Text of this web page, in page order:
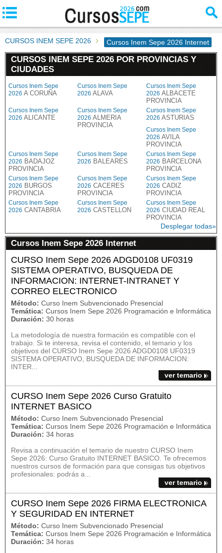
CURSOS INEM SEPE 2026 Cursos Inem Sepe 2026 Internet
CURSOS INEM SEPE 2026 POR PROVINCIAS Y
CIUDADES
Cursos Inem Sepe
2026 A CORUÑA
Cursos Inem Sepe
2026 ALAVA
Cursos Inem Sepe
2026 ALBACETE
PROVINCIA
Cursos Inem Sepe
2026 ALICANTE
Cursos Inem Sepe
2026 ALMERIA
PROVINCIA
Cursos Inem Sepe
2026 ASTURIAS
Cursos Inem Sepe
2026 AVILA
PROVINCIA
Cursos Inem Sepe
2026 BADAJOZ
PROVINCIA
Cursos Inem Sepe
2026 BALEARES
Cursos Inem Sepe
2026 BARCELONA
PROVINCIA
Cursos Inem Sepe
2026 BURGOS
PROVINCIA
Cursos Inem Sepe
2026 CACERES
PROVINCIA
Cursos Inem Sepe
2026 CADIZ
PROVINCIA
Cursos Inem Sepe
2026 CANTABRIA
Cursos Inem Sepe
2026 CASTELLON
Cursos Inem Sepe
2026 CIUDAD REAL
PROVINCIA
Desplegar todas»
Cursos Inem Sepe 2026 Internet
CURSO Inem Sepe 2026 ADGD0108 UF0319
SISTEMA OPERATIVO, BUSQUEDA DE
INFORMACION: INTERNET-INTRANET Y
CORREO ELECTRONICO
Método: Curso Inem Subvencionado Presencial
Temática: Cursos Inem Sepe 2026 Programación e Informática
Duración: 30 horas
La metodología de nuestra formación es compatible con el
trabajo. Si te interesa, revisa el contenido, el temario y los
objetivos del CURSO Inem Sepe 2026 ADGD0108 UF0319
SISTEMA OPERATIVO, BUSQUEDA DE INFORMACION:
INTER...
ver temario
CURSO Inem Sepe 2026 Curso Gratuito
INTERNET BASICO
Método: Curso Inem Subvencionado Presencial
Temática: Cursos Inem Sepe 2026 Programación e Informática
Duración: 34 horas
Revisa a continuación el temario de nuestro CURSO Inem
Sepe 2026: Curso Gratuito INTERNET BASICO. Te ofrecemos
nuestros cursos de formación para que consigas tus objetivos
profesionales: podrás a...
ver temario
CURSO Inem Sepe 2026 FIRMA ELECTRONICA
Y SEGURIDAD EN INTERNET
Método: Curso Inem Subvencionado Presencial
Temática: Cursos Inem Sepe 2026 Programación e Informática
Duración: 34 horas